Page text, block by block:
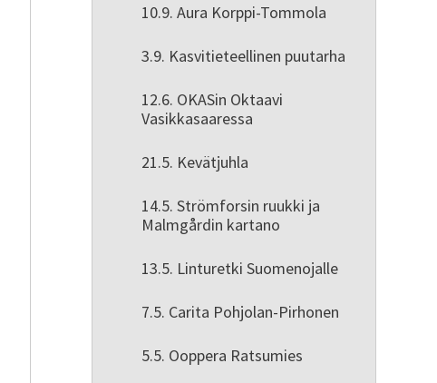
10.9. Aura Korppi-Tommola
3.9. Kasvitieteellinen puutarha
12.6. OKASin Oktaavi
Vasikkasaaressa
21.5. Kevätjuhla
14.5. Strömforsin ruukki ja
Malmgårdin kartano
13.5. Linturetki Suomenojalle
7.5. Carita Pohjolan-Pirhonen
5.5. Ooppera Ratsumies